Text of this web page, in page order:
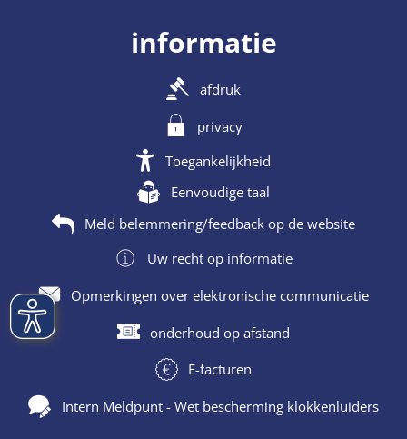
informatie
afdruk
privacy
Toegankelijkheid
Eenvoudige taal
Meld belemmering/feedback op de website
Uw recht op informatie
Opmerkingen over elektronische communicatie
onderhoud op afstand
E-facturen
Intern Meldpunt - Wet bescherming klokkenluiders